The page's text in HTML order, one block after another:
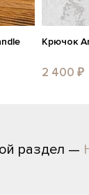
Крючок
2 400 ₽
раздел —